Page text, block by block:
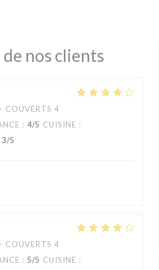
de nos clients
COUVERTS 4
: 4/5 CUISINE :
3/5
COUVERTS 4
: 5/5 CUISINE :